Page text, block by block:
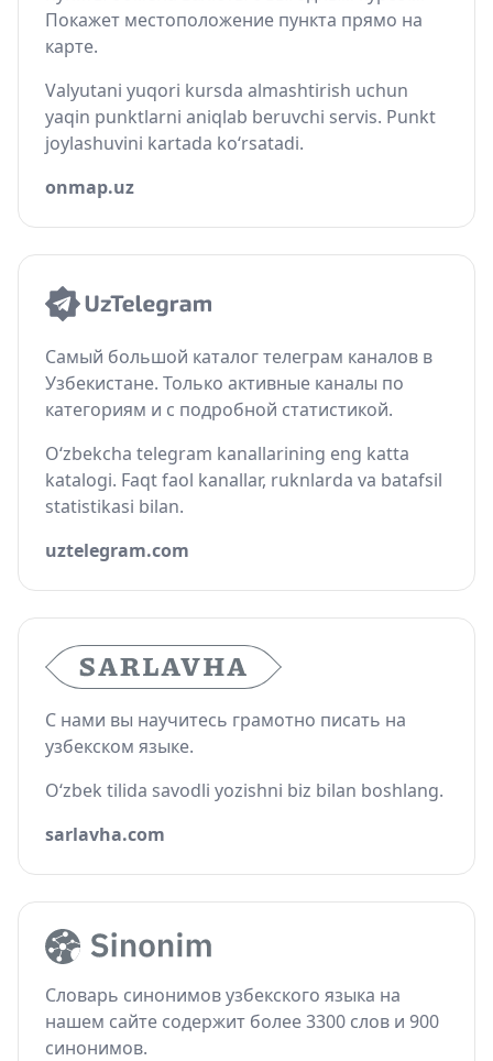
Покажет местоположение пункта прямо на
карте.
Valyutani yuqori kursda almashtirish uchun
yaqin punktlarni aniqlab beruvchi servis. Punkt
joylashuvini kartada ko‘rsatadi.
onmap.uz
Самый большой каталог телеграм каналов в
Узбекистане. Только активные каналы по
категориям и с подробной статистикой.
O‘zbekcha telegram kanallarining eng katta
katalogi. Faqt faol kanallar, ruknlarda va batafsil
statistikasi bilan.
uztelegram.com
С нами вы научитесь грамотно писать на
узбекском языке.
O‘zbek tilida savodli yozishni biz bilan boshlang.
sarlavha.com
Словарь синонимов узбекского языка на
нашем сайте содержит более 3300 слов и 900
синонимов.